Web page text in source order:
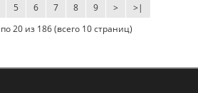
5 6 7 8 9 > >|
20 из 186 (всего 10 страниц)